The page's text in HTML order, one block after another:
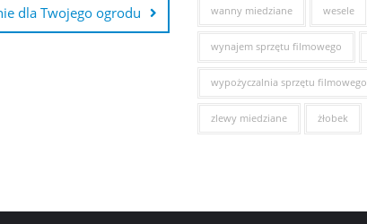
dla Twojego ogrodu
wanny miedziane wesele
wynajem sprzętu filmowego
wypożyczalnia sprzętu filmowego
zlewy miedziane żłobek